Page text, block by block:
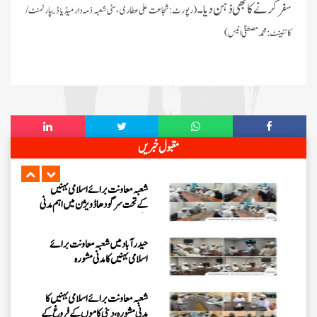
سفر کرنے کا بھی ذہن دیا ۔(رپورٹ: شجاعت علی عطاری ، سٹی شعبہ ذمہ دار میڈیا ڈیپارٹمنٹ /
کانٹینٹ: محمد مصطفیٰ انیس)
مقبول خبریں
فیضانِ مدینہ ننکانہ میں 3 دن (25،
شعبہ معاونت برائے اسلامی بہنیں
کے تحت سرگودھا ڈویژن میں اہم مدنی
حیدرآباد میں شعبہ معاونت برائے
اسلامی بہنیں کا مدنی مشورہ
شعبہ معاونت برائے اسلامی بہنیں کا